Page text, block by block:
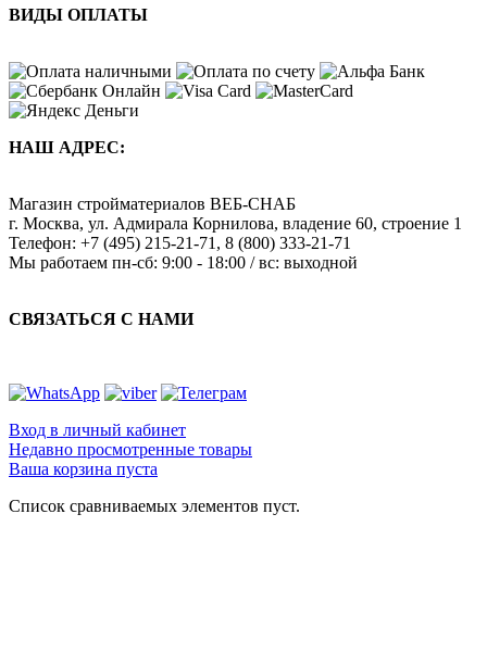
ВИДЫ ОПЛАТЫ
НАШ АДРЕС:
Магазин стройматериалов ВЕБ-СНАБ
г. Москва, ул. Адмирала Корнилова, владение 60, строение 1
Телефон: +7 (495) 215-21-71 , 8 (800) 333-21-71
Мы работаем пн-сб: 9:00 - 18:00 / вс: выходной
СВЯЗАТЬСЯ С НАМИ
Вход в личный кабинет
Недавно просмотренные товары
Ваша корзина пуста
Список сравниваемых элементов пуст.